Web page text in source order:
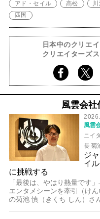
アド・セイル 高松
四国
日本中のクリエ
クリエイターズ
風雲会社
風雲
ニイ
長 菊
ジ
イ
に挑戦する
「最後は、やはり熱量です
エンタメシーンを牽引（け
の菊池 慎（きくち しん）さ